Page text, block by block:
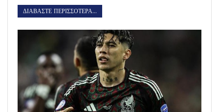
ΔΙΑΒΑΣΤΕ ΠΕΡΙΣΣΟΤΕΡΑ...